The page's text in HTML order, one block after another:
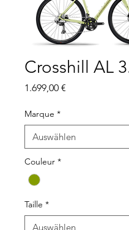
Crosshill AL
1.699,00 €
Marque *
Couleur *
Taille *